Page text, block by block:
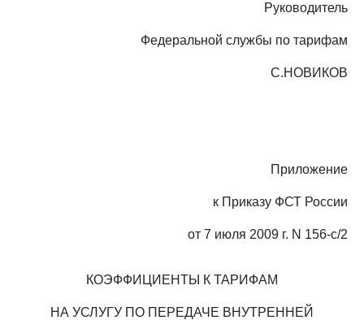
Руководитель
Федеральной службы по тарифам
С.НОВИКОВ
Приложение
к Приказу ФСТ России
от 7 июля 2009 г. N 156-с/2
КОЭФФИЦИЕНТЫ К ТАРИФАМ
НА УСЛУГУ ПО ПЕРЕДАЧЕ ВНУТРЕННЕЙ